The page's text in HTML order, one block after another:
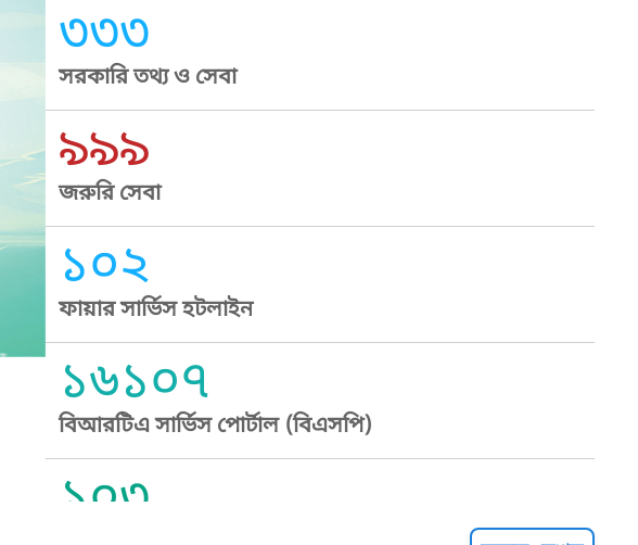
৩৩৩
সরকারি তথ্য ও সেবা
৯৯৯
জরুরি সেবা
১০২
ফায়ার সার্ভিস হটলাইন
১৬১০৭
বিআরটিএ সার্ভিস পোর্টাল (বিএসপি)
১০৩